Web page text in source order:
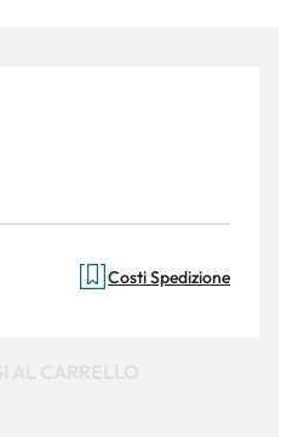
Costi Spedizione